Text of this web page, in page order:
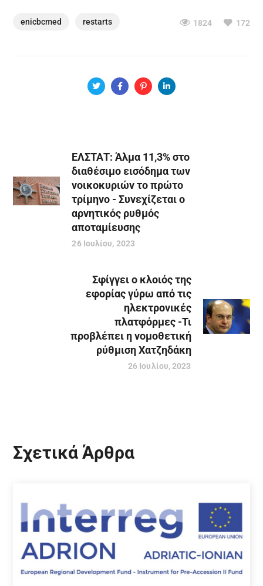
enicbcmed restarts 1824 172
ΕΛΣΤΑΤ: Άλμα 11,3% στο
διαθέσιμο εισόδημα των
νοικοκυριών το πρώτο
τρίμηνο - Συνεχίζεται ο
αρνητικός ρυθμός
αποταμίευσης
26 Ιουλίου, 2023
Σφίγγει ο κλοιός της
εφορίας γύρω από τις
ηλεκτρονικές
πλατφόρμες -Τι
προβλέπει η νομοθετική
ρύθμιση Χατζηδάκη
26 Ιουλίου, 2023
Σχετικά Άρθρα